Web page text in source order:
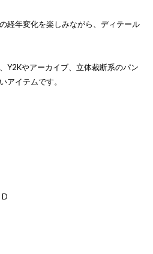
経年変化を楽しみながら、ディテール
Y2Kやアーカイブ、立体裁断系のパン
アイテムです。